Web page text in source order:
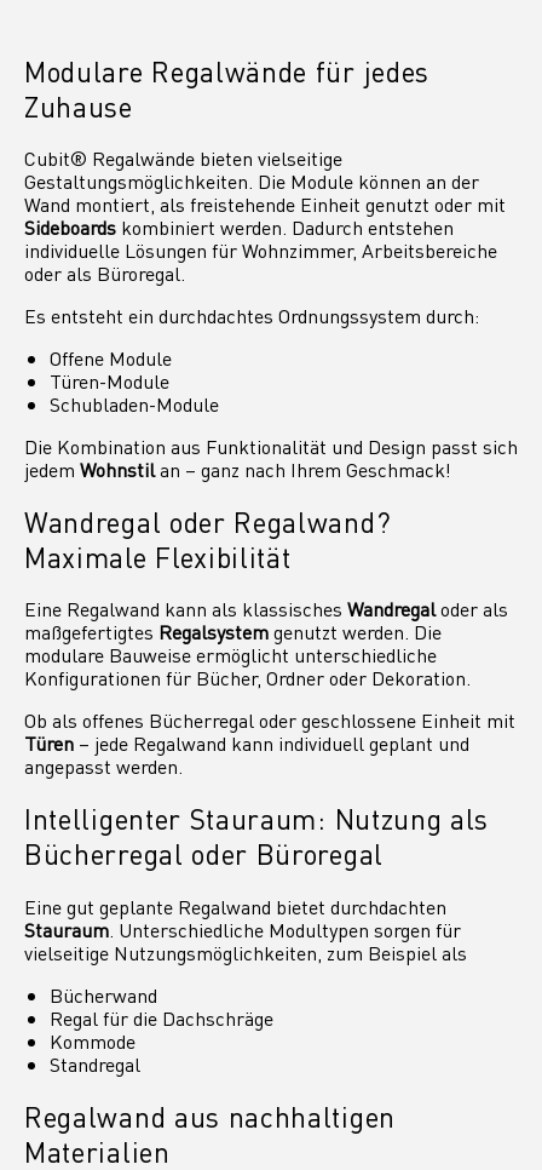
Modulare Regalwände für jedes
Zuhause
Cubit® Regalwände bieten vielseitige
Gestaltungsmöglichkeiten. Die Module können an der
Wand montiert, als freistehende Einheit genutzt oder mit
Sideboards kombiniert werden. Dadurch entstehen
individuelle Lösungen für Wohnzimmer, Arbeitsbereiche
oder als Büroregal.
Es entsteht ein durchdachtes Ordnungssystem durch:
Offene Module
Türen-Module
Schubladen-Module
Die Kombination aus Funktionalität und Design passt sich
jedem Wohnstilan – ganz nach Ihrem Geschmack!
Wandregal oder Regalwand?
Maximale Flexibilität
Eine Regalwand kann als klassisches Wandregaloder als
maßgefertigtes Regalsystemgenutzt werden. Die
modulare Bauweise ermöglicht unterschiedliche
Konfigurationen für Bücher, Ordner oder Dekoration.
Ob als offenes Bücherregal oder geschlossene Einheit mit
Türen – jede Regalwand kann individuell geplant und
angepasst werden.
Intelligenter Stauraum: Nutzung als
Bücherregal oder Büroregal
Eine gut geplante Regalwand bietet durchdachten
Stauraum . Unterschiedliche Modultypen sorgen für
vielseitige Nutzungsmöglichkeiten, zum Beispiel als
Bücherwand
Regal für die Dachschräge
Kommode
Standregal
Regalwand aus nachhaltigen
Materialien